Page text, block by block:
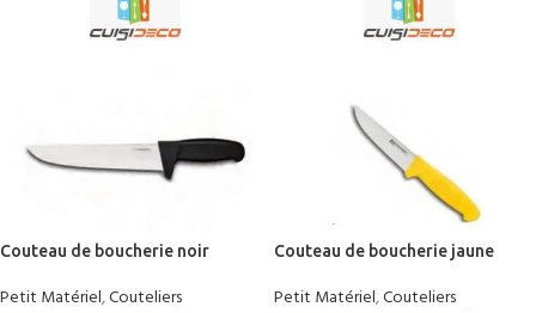
Couteau de boucherie noir
Petit Matériel,Couteliers
Couteau de boucherie jaune
Petit Matériel,Couteliers